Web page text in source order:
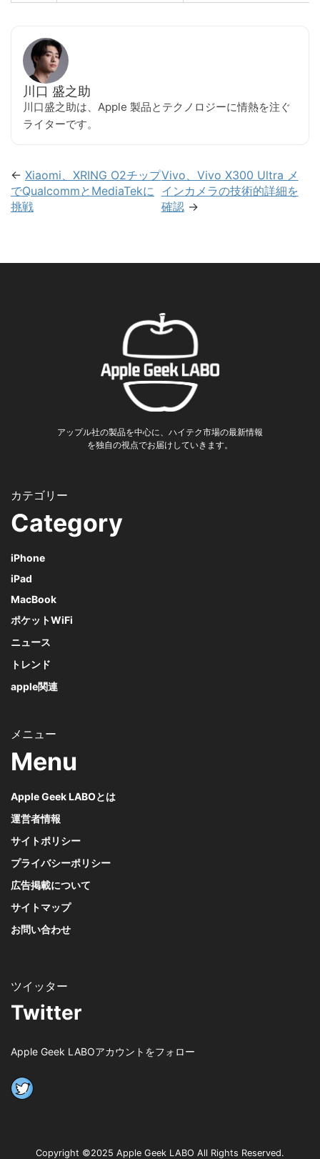
川口 盛之助
川口盛之助は、Apple 製品とテクノロジーに情熱を注ぐ
ライターです。
← Xiaomi、XRING O2チップ
でQualcommとMediaTekに
挑戦
Vivo、Vivo X300 Ultra メ
インカメラの技術的詳細を
確認→
アップル社の製品を中心に、ハイテク市場の最新情報
を独自の視点でお届けしていきます。
Category
iPhone
iPad
MacBook
ポケットWiFi
ニュース
トレンド
apple関連
Menu
Apple Geek LABOとは
運営者情報
サイトポリシー
プライバシーポリシー
広告掲載について
サイトマップ
お問い合わせ
Twitter
Apple Geek LABOアカウントをフォロー
Copyright ©2025 Apple Geek LABO All Rights Reserved.